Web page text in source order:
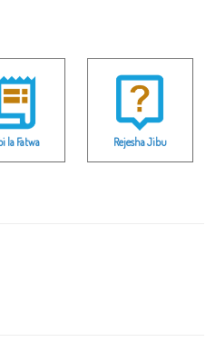
la Fatwa Rejesha Jibu